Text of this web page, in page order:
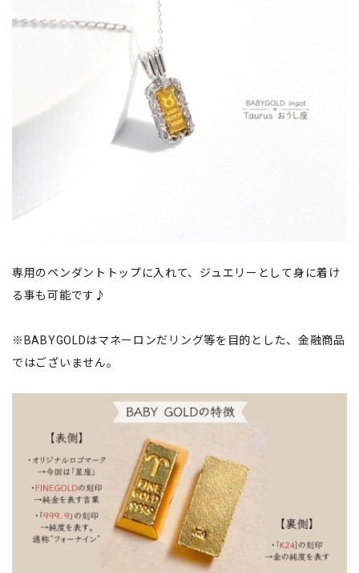
専用のペンダントトップに入れて、ジュエリーとして身に着け
る事も可能です♪
※BABYGOLDはマネーロンだリング等を目的とした、金融商品
ではございません。